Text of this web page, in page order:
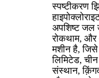
स्पष्टीकरण
अपशिष्ट जल
रोकथाम, और
मशीन है, जिसे
लिमिटेड,
संस्थान,